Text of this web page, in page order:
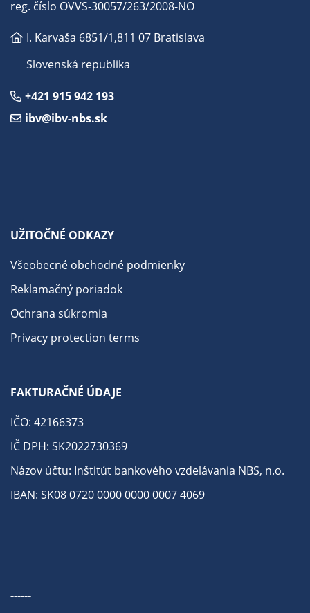
reg. číslo OVVS-30057/263/2008-NO
I. Karvaša 6851/1,811 07 Bratislava
Slovenská republika
+421 915 942 193
ibv@ibv-nbs.sk
UŽITOČNÉ ODKAZY
Všeobecné obchodné podmienky
Reklamačný poriadok
Ochrana súkromia
Privacy protection terms
FAKTURAČNÉ ÚDAJE
IČO: 42166373
IČ DPH: SK2022730369
Názov účtu: Inštitút bankového vzdelávania NBS, n.o.
IBAN: SK08 0720 0000 0000 0007 4069
------